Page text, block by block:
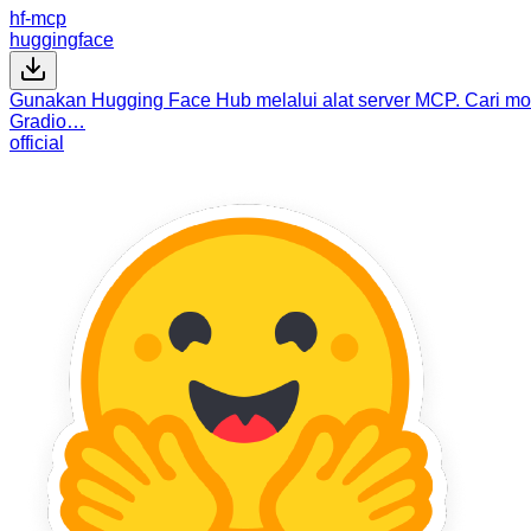
hf-mcp
huggingface
Gunakan Hugging Face Hub melalui alat server MCP. Cari
Gradio…
official